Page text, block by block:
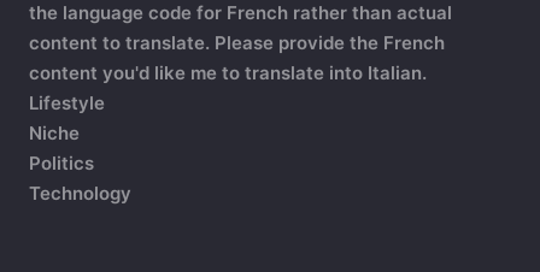
the language code for French rather than actual
content to translate. Please provide the French
content you'd like me to translate into Italian.
Lifestyle
Niche
Politics
Technology